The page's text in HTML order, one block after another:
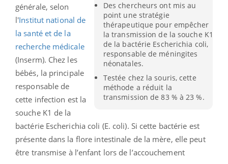
Des chercheurs ont mis au
point une stratégie
thérapeutique pour empêcher
la transmission de la souche K1
de la bactérie Escherichia coli,
responsable de méningites
néonatales.
Testée chez la souris, cette
méthode a réduit la
transmission de 83 % à 23 %.
générale, selon
l'Institut national de
la santé et de la
recherche médicale
(Inserm). Chez les
bébés, la principale
responsable de
cette infection est la
souche K1 de la
bactérie Escherichia coli (E. coli). Si cette bactérie est
présente dans la flore intestinale de la mère, elle peut
être transmise à l’enfant lors de l’accouchement